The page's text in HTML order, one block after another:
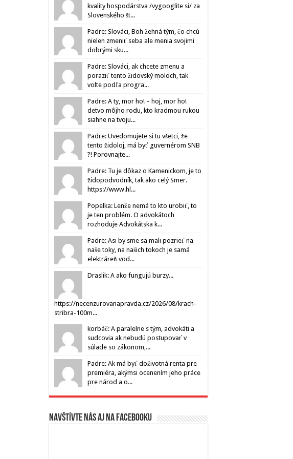
kvality hospodárstva /vygooglite si/ za
Slovenského št...
Padre: Slováci, Boh žehná tým, čo chcú
nielen zmeniť seba ale menia svojimi
dobrými sku...
Padre: Slováci, ak chcete zmenu a
poraziť tento židovský moloch, tak
volte podľa progra...
Padre: A ty, mor ho! – hoj, mor ho!
detvo môjho rodu, kto kradmou rukou
siahne na tvoju...
Padre: Uvedomujete si tu všetci, že
tento židoloj, má byť guvernérom SNB
?! Porovnajte...
Padre: Tu je dôkaz o Kamenickom, je to
židopodvodník, tak ako celý Smer.
https://www.hl...
Popelka: Lenže nemá to kto urobiť, to
je ten problém. O advokátoch
rozhoduje Advokátska k...
Padre: Asi by sme sa mali pozrieť na
naše toky, na našich tokoch je samá
elektráreň vod...
Draslik: A ako fungujú burzy...
https://necenzurovanapravda.cz/2026/08/krach-
stribra-100m...
korbáč: A paralelne s tým, advokáti a
sudcovia ak nebudú postupovať v
súlade so zákonom,...
Padre: Ak má byť doživotná renta pre
premiéra, akýmsi ocenením jeho práce
pre národ a o...
Navštívte nás aj na Facebooku